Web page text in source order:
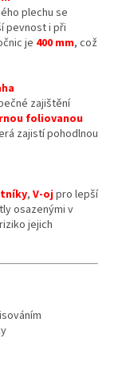
plechu se
pevnost i při
je 400 mm, což
zajištění
foliovanou
zajistí pohodlnou
, V-ojpro lepší
osazenými v
jejich